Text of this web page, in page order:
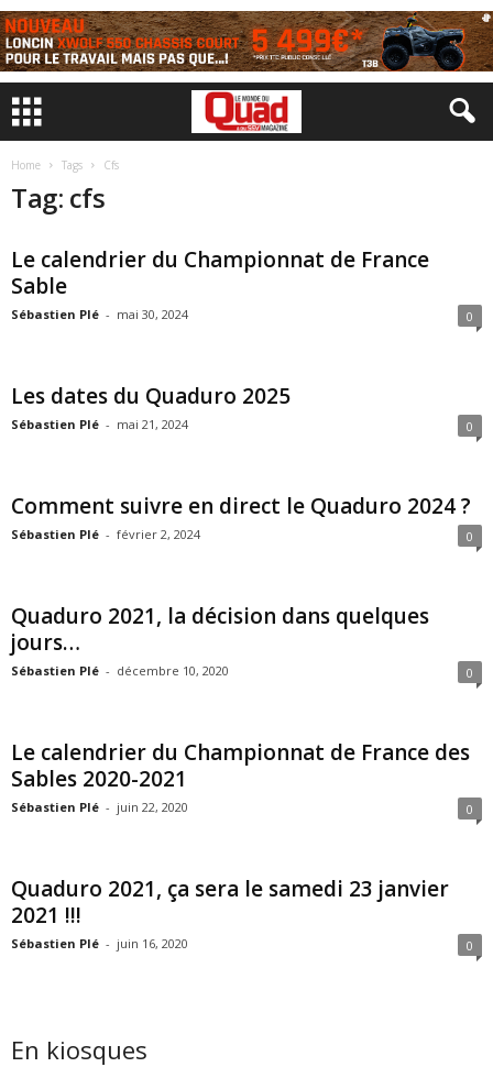
Home Tags Cfs
Tag: cfs
Le calendrier du Championnat de France
Sable
Sébastien Plé - mai 30, 2024 0
Les dates du Quaduro 2025
Sébastien Plé - mai 21, 2024 0
Comment suivre en direct le Quaduro 2024 ?
Sébastien Plé - février 2, 2024 0
Quaduro 2021, la décision dans quelques
jours…
Sébastien Plé - décembre 10, 2020 0
Le calendrier du Championnat de France des
Sables 2020-2021
Sébastien Plé - juin 22, 2020 0
Quaduro 2021, ça sera le samedi 23 janvier
2021 !!!
Sébastien Plé - juin 16, 2020 0
En kiosques